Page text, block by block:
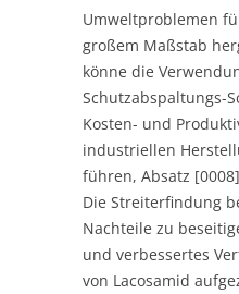
Umweltproblemen
großem Maßstab
könne die
Schutzabspaltungs-
Kosten- und
industriellen
führen, Absatz
Die Streiterfindung
Nachteile zu
und verbessertes
von Lacosamid